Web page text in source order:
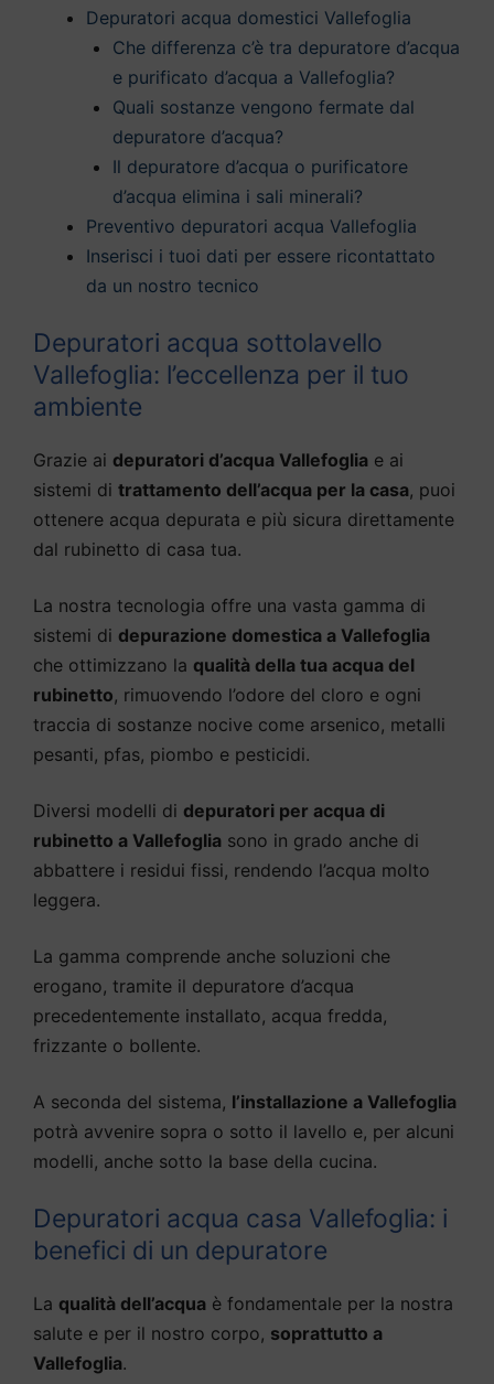
Depuratori acqua domestici Vallefoglia
Che differenza c’è tra depuratore d’acqua
e purificato d’acqua a Vallefoglia?
Quali sostanze vengono fermate dal
depuratore d’acqua?
Il depuratore d’acqua o purificatore
d’acqua elimina i sali minerali?
Preventivo depuratori acqua Vallefoglia
Inserisci i tuoi dati per essere ricontattato
da un nostro tecnico
Depuratori acqua sottolavello
Vallefoglia: l’eccellenza per il tuo
ambiente
Grazie ai depuratori d’acqua Vallefoglia e ai
sistemi di trattamento dell’acqua per la casa, puoi
ottenere acqua depurata e più sicura direttamente
dal rubinetto di casa tua.
La nostra tecnologia offre una vasta gamma di
sistemi di depurazione domestica a Vallefoglia
che ottimizzano la qualità della tua acqua del
rubinetto, rimuovendo l’odore del cloro e ogni
traccia di sostanze nocive come arsenico, metalli
pesanti, pfas, piombo e pesticidi.
Diversi modelli di depuratori per acqua di
rubinetto a Vallefoglia sono in grado anche di
abbattere i residui fissi, rendendo l’acqua molto
leggera.
La gamma comprende anche soluzioni che
erogano, tramite il depuratore d’acqua
precedentemente installato, acqua fredda,
frizzante o bollente.
A seconda del sistema, l’installazione a Vallefoglia
potrà avvenire sopra o sotto il lavello e, per alcuni
modelli, anche sotto la base della cucina.
Depuratori acqua casa Vallefoglia: i
benefici di un depuratore
La qualità dell’acqua è fondamentale per la nostra
salute e per il nostro corpo, soprattutto a
Vallefoglia.